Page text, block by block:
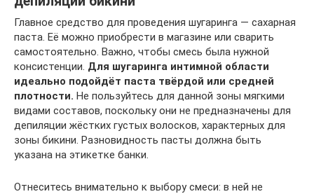
Главное средство для проведения шугаринга — сахарная
паста. Её можно приобрести в магазине или сварить
самостоятельно. Важно, чтобы смесь была нужной
консистенции. Для шугаринга интимной области
идеально подойдёт паста твёрдой или средней
плотности. Не пользуйтесь для данной зоны мягкими
видами составов, поскольку они не предназначены для
депиляции жёстких густых волосков, характерных для
зоны бикини. Разновидность пасты должна быть
указана на этикетке банки.
Отнеситесь внимательно к выбору смеси: в ней не